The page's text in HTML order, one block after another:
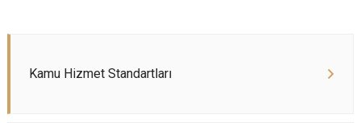
Kamu Hizmet Standartları